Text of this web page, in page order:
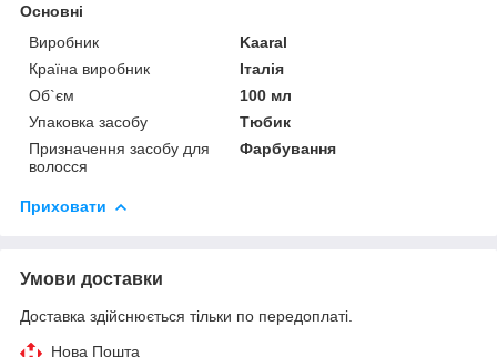
Основні
Виробник
Kaaral
Країна виробник
Італія
Об`єм
100 мл
Упаковка засобу
Тюбик
Призначення засобу для
волосся
Фарбування
Приховати
Умови доставки
Доставка здійснюється тільки по передоплаті.
Нова Пошта